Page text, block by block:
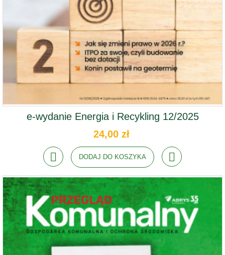
e-wydanie Energia i Recykling 12/2025
24,00 zł
DODAJ DO KOSZYKA